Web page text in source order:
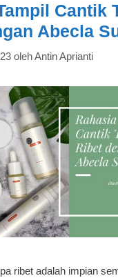
Cantik
Abecla
olehAntin Aprianti
ribet adalah impian